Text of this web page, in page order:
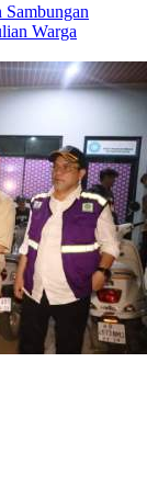
Warga